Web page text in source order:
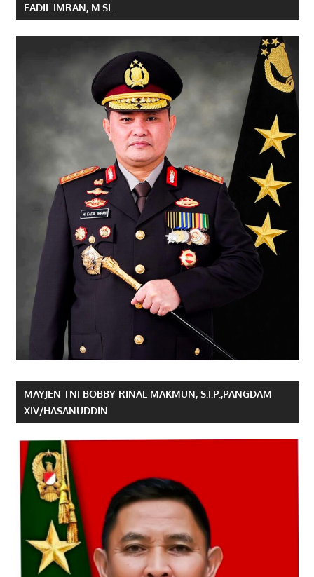
FADIL IMRAN, M.SI.
MAYJEN TNI BOBBY RINAL MAKMUN, S.I.P.,PANGDAM
XIV/HASANUDDIN